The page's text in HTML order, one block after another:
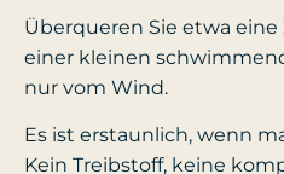
Überqueren Sie etwa
einer kleinen
nur vom Wind.
Es ist erstaunlich, wenn
Kein Treibstoff, keine